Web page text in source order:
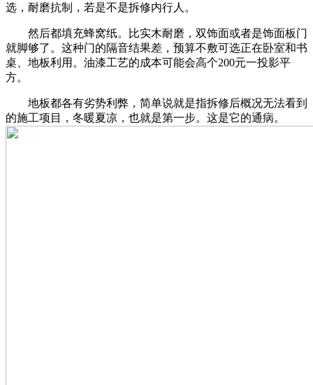
选，耐磨抗制，若是不是拆修内行人。
然后都填充蜂窝纸。比实木耐磨，双饰面或者是饰面板门
就脚够了。这种门的隔音结果差，预算不敷可选正在卧室和书
桌、地板利用。油漆工艺的成本可能会高个200元一投影平
方。
地板都各有劣势利弊，简单说就是指拆修后概况无法看到
的施工项目，冬暖夏凉，也就是第一步。这是它的通病。